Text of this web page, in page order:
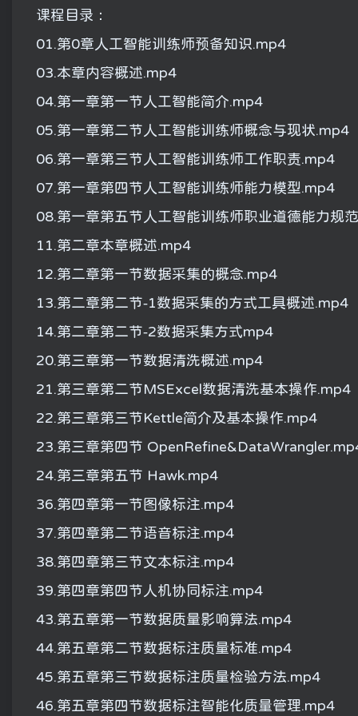
课程目录：
01.第0章人工智能训练师预备知识.mp4
03.本章内容概述.mp4
04.第一章第一节人工智能简介.mp4
05.第一章第二节人工智能训练师概念与现状.mp4
06.第一章第三节人工智能训练师工作职责.mp4
07.第一章第四节人工智能训练师能力模型.mp4
08.第一章第五节人工智能训练师职业道德能力规
11.第二章本章概述.mp4
12.第二章第一节数据采集的概念.mp4
13.第二章第二节-1数据采集的方式工具概述.mp4
14.第二章第二节-2数据采集方式mp4
20.第三章第一节数据清洗概述.mp4
21.第三章第二节MSExcel数据清洗基本操作.mp4
22.第三章第三节Kettle简介及基本操作.mp4
23.第三章第四节
24.第三章第五节 Hawk.mp4
36.第四章第一节图像标注.mp4
37.第四章第二节语音标注.mp4
38.第四章第三节文本标注.mp4
39.第四章第四节人机协同标注.mp4
43.第五章第一节数据质量影响算法.mp4
44.第五章第二节数据标注质量标准.mp4
45.第五章第三节数据标注质量检验方法.mp4
46.第五章第四节数据标注智能化质量管理.mp4